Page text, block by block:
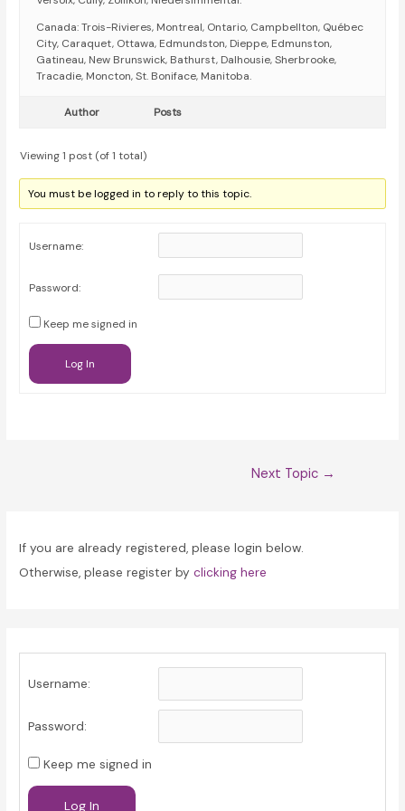
Canada: Trois-Rivieres, Montreal, Ontario, Campbellton, Québec
City, Caraquet, Ottawa, Edmundston, Dieppe, Edmunston,
Gatineau, New Brunswick, Bathurst, Dalhousie, Sherbrooke,
Tracadie, Moncton, St. Boniface, Manitoba.
Author Posts
Viewing 1 post (of 1 total)
You must be logged in to reply to this topic.
Username:
Password:
Keep me signed in
Log In
Next Topic →
If you are already registered, please login below.
Otherwise, please register byclicking here
Username:
Password:
Keep me signed in
Log In